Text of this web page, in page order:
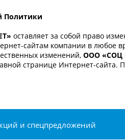
Политики
оставляет за собой право
сайтам компании в любое
изменений, ООО «СОЦ
странице Интернет-
и спецпредложений